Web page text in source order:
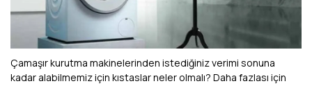
Çamaşır kurutma makinelerinden istediğiniz verimi sonuna
kadar alabilmemiz için kıstaslar neler olmalı? Daha fazlası için